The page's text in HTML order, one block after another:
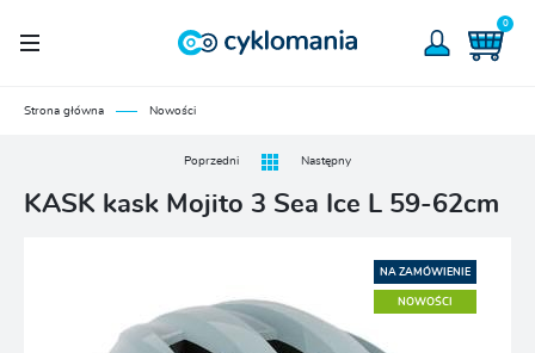
0
Strona główna Nowości
Poprzedni Następny
KASK kask Mojito 3 Sea Ice L 59-62cm
NA ZAMÓWIENIE
NOWOŚCI